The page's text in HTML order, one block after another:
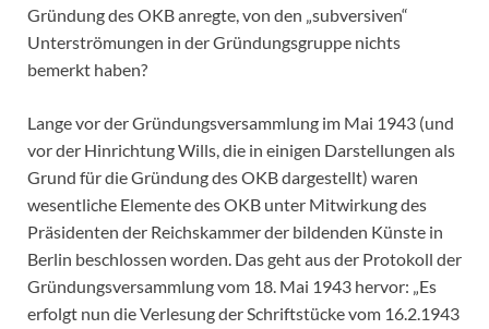
Gründung des OKB anregte, von den „subversiven“
Unterströmungen in der Gründungsgruppe nichts
bemerkt haben?
Lange vor der Gründungsversammlung im Mai 1943 (und
vor der Hinrichtung Wills, die in einigen Darstellungen als
Grund für die Gründung des OKB dargestellt) waren
wesentliche Elemente des OKB unter Mitwirkung des
Präsidenten der Reichskammer der bildenden Künste in
Berlin beschlossen worden. Das geht aus der Protokoll der
Gründungsversammlung vom 18. Mai 1943 hervor: „Es
erfolgt nun die Verlesung der Schriftstücke vom 16.2.1943